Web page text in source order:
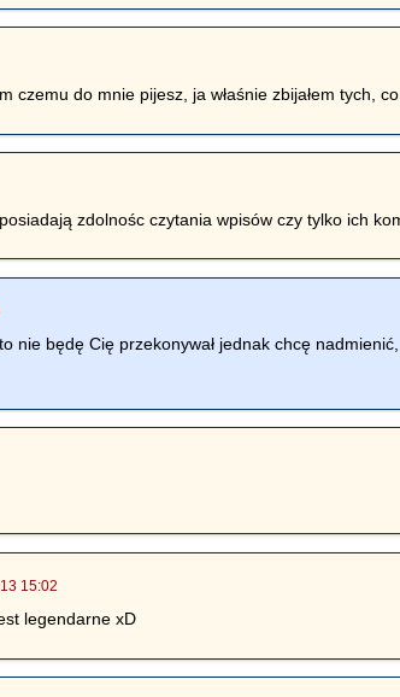
czemu do mnie pijesz, ja właśnie zbijałem tych,
zdolnośc czytania wpisów czy tylko ich
nie będę Cię przekonywał jednak chcę
15:02
legendarne xD